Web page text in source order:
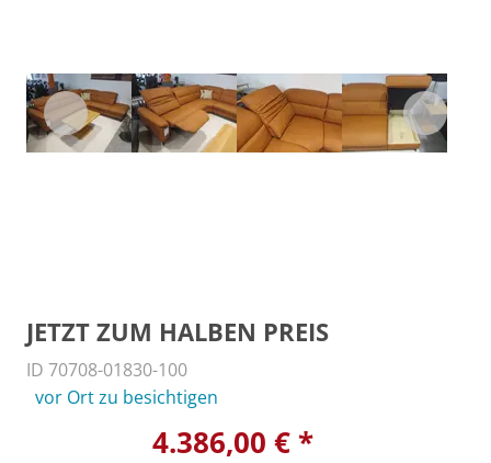
JETZT ZUM HALBEN PREIS
ID 70708-01830-100
vor Ort zu besichtigen
4.386,00 € *